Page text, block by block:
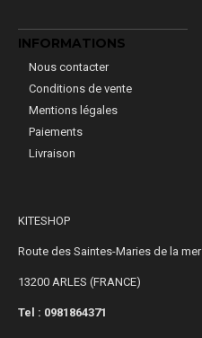
INFORMATIONS
Nous contacter
Conditions de vente
Mentions légales
Paiements
Livraison
KITESHOP
Route des Saintes-Maries de la mer
13200 ARLES (FRANCE)
Tel : 0981864371